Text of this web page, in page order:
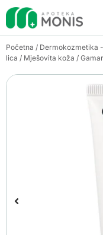
Početna / Dermokozmetika
lica / Mješovita koža /